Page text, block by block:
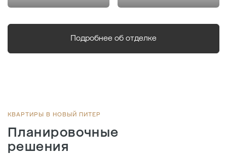
Подробнее об отделке
КВАРТИРЫ В НОВЫЙ ПИТЕР
Планировочные
решения